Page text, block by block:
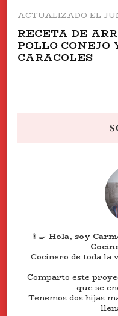
ACTUALIZADO EL
RECETA DE
POLLO CONEJO
CARACOLES
👨‍🍳 Hola, soy
Cocinero de toda la
Comparto este
que se
Tenemos dos hijas